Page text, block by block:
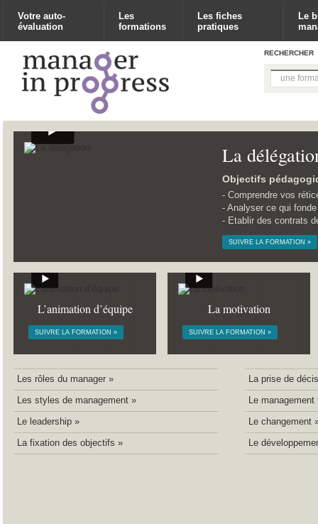
Votre auto-
évaluation
Les
formations
Les fiches
pratiques
Le
RECHERCHER
La
Objectifs
Comprendre vos
Analyser ce qui
Etablir des contrats
SUIVRE LA FORMATION »
L’animation d’équipe
SUIVRE LA FORMATION »
La motivation
SUIVRE LA FORMATION »
Les rôles du manager »
Les styles de management »
Le leadership »
La fixation des objectifs »
La prise de
Le
Le changement
Le